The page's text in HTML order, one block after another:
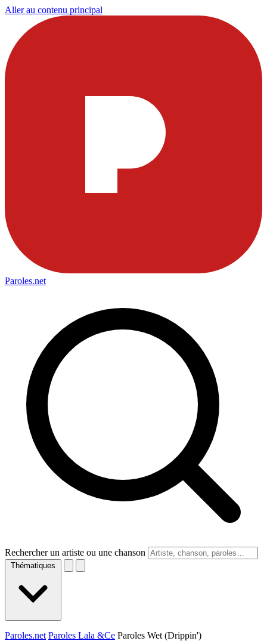
Aller au contenu principal
Paroles.net
Rechercher un artiste ou une chanson
Thématiques
Paroles.net Paroles Lala &Ce Paroles Wet (Drippin')